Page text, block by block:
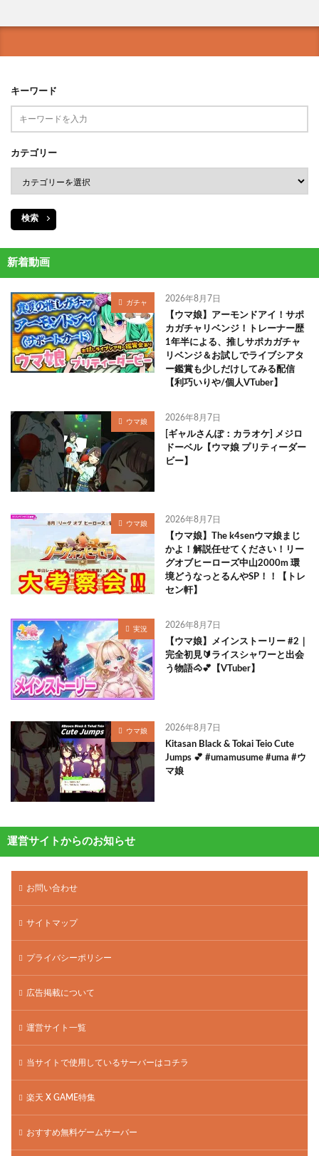
キーワード
カテゴリー
検索
新着動画
ガチャ 2026年8月7日
【ウマ娘】アーモンドアイ！サポ
カガチャリベンジ！トレーナー歴
1年半による、推しサポカガチャ
リベンジ＆お試しでライブシアタ
ー鑑賞も少しだけしてみる配信
【利巧いりや/個人VTuber】
ウマ娘 2026年8月7日
[ギャルさんぽ：カラオケ] メジロ
ドーベル【ウマ娘 プリティーダー
ビー】
ウマ娘 2026年8月7日
【ウマ娘】The k4senウマ娘まじ
かよ！解説任せてください！リー
グオブヒーローズ中山2000m 環
境どうなっとるんやSP！！【トレ
セン軒】
実況 2026年8月7日
【ウマ娘】メインストーリー #2｜
完全初見🔰ライスシャワーと出会
う物語🐴💕【VTuber】
ウマ娘 2026年8月7日
Kitasan Black & Tokai Teio Cute
Jumps 💕 #umamusume #uma #ウ
マ娘
運営サイトからのお知らせ
お問い合わせ
サイトマップ
プライバシーポリシー
広告掲載について
運営サイト一覧
当サイトで使用しているサーバーはコチラ
楽天 X GAME特集
おすすめ無料ゲームサーバー